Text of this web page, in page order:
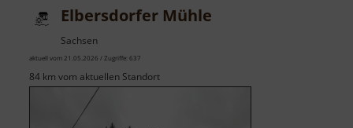
Rottluff
Elbersdorfer Mühle
Sachsen
aktuell vom 21.05.2026 / Zugriffe: 637
84 km vom aktuellen Standort